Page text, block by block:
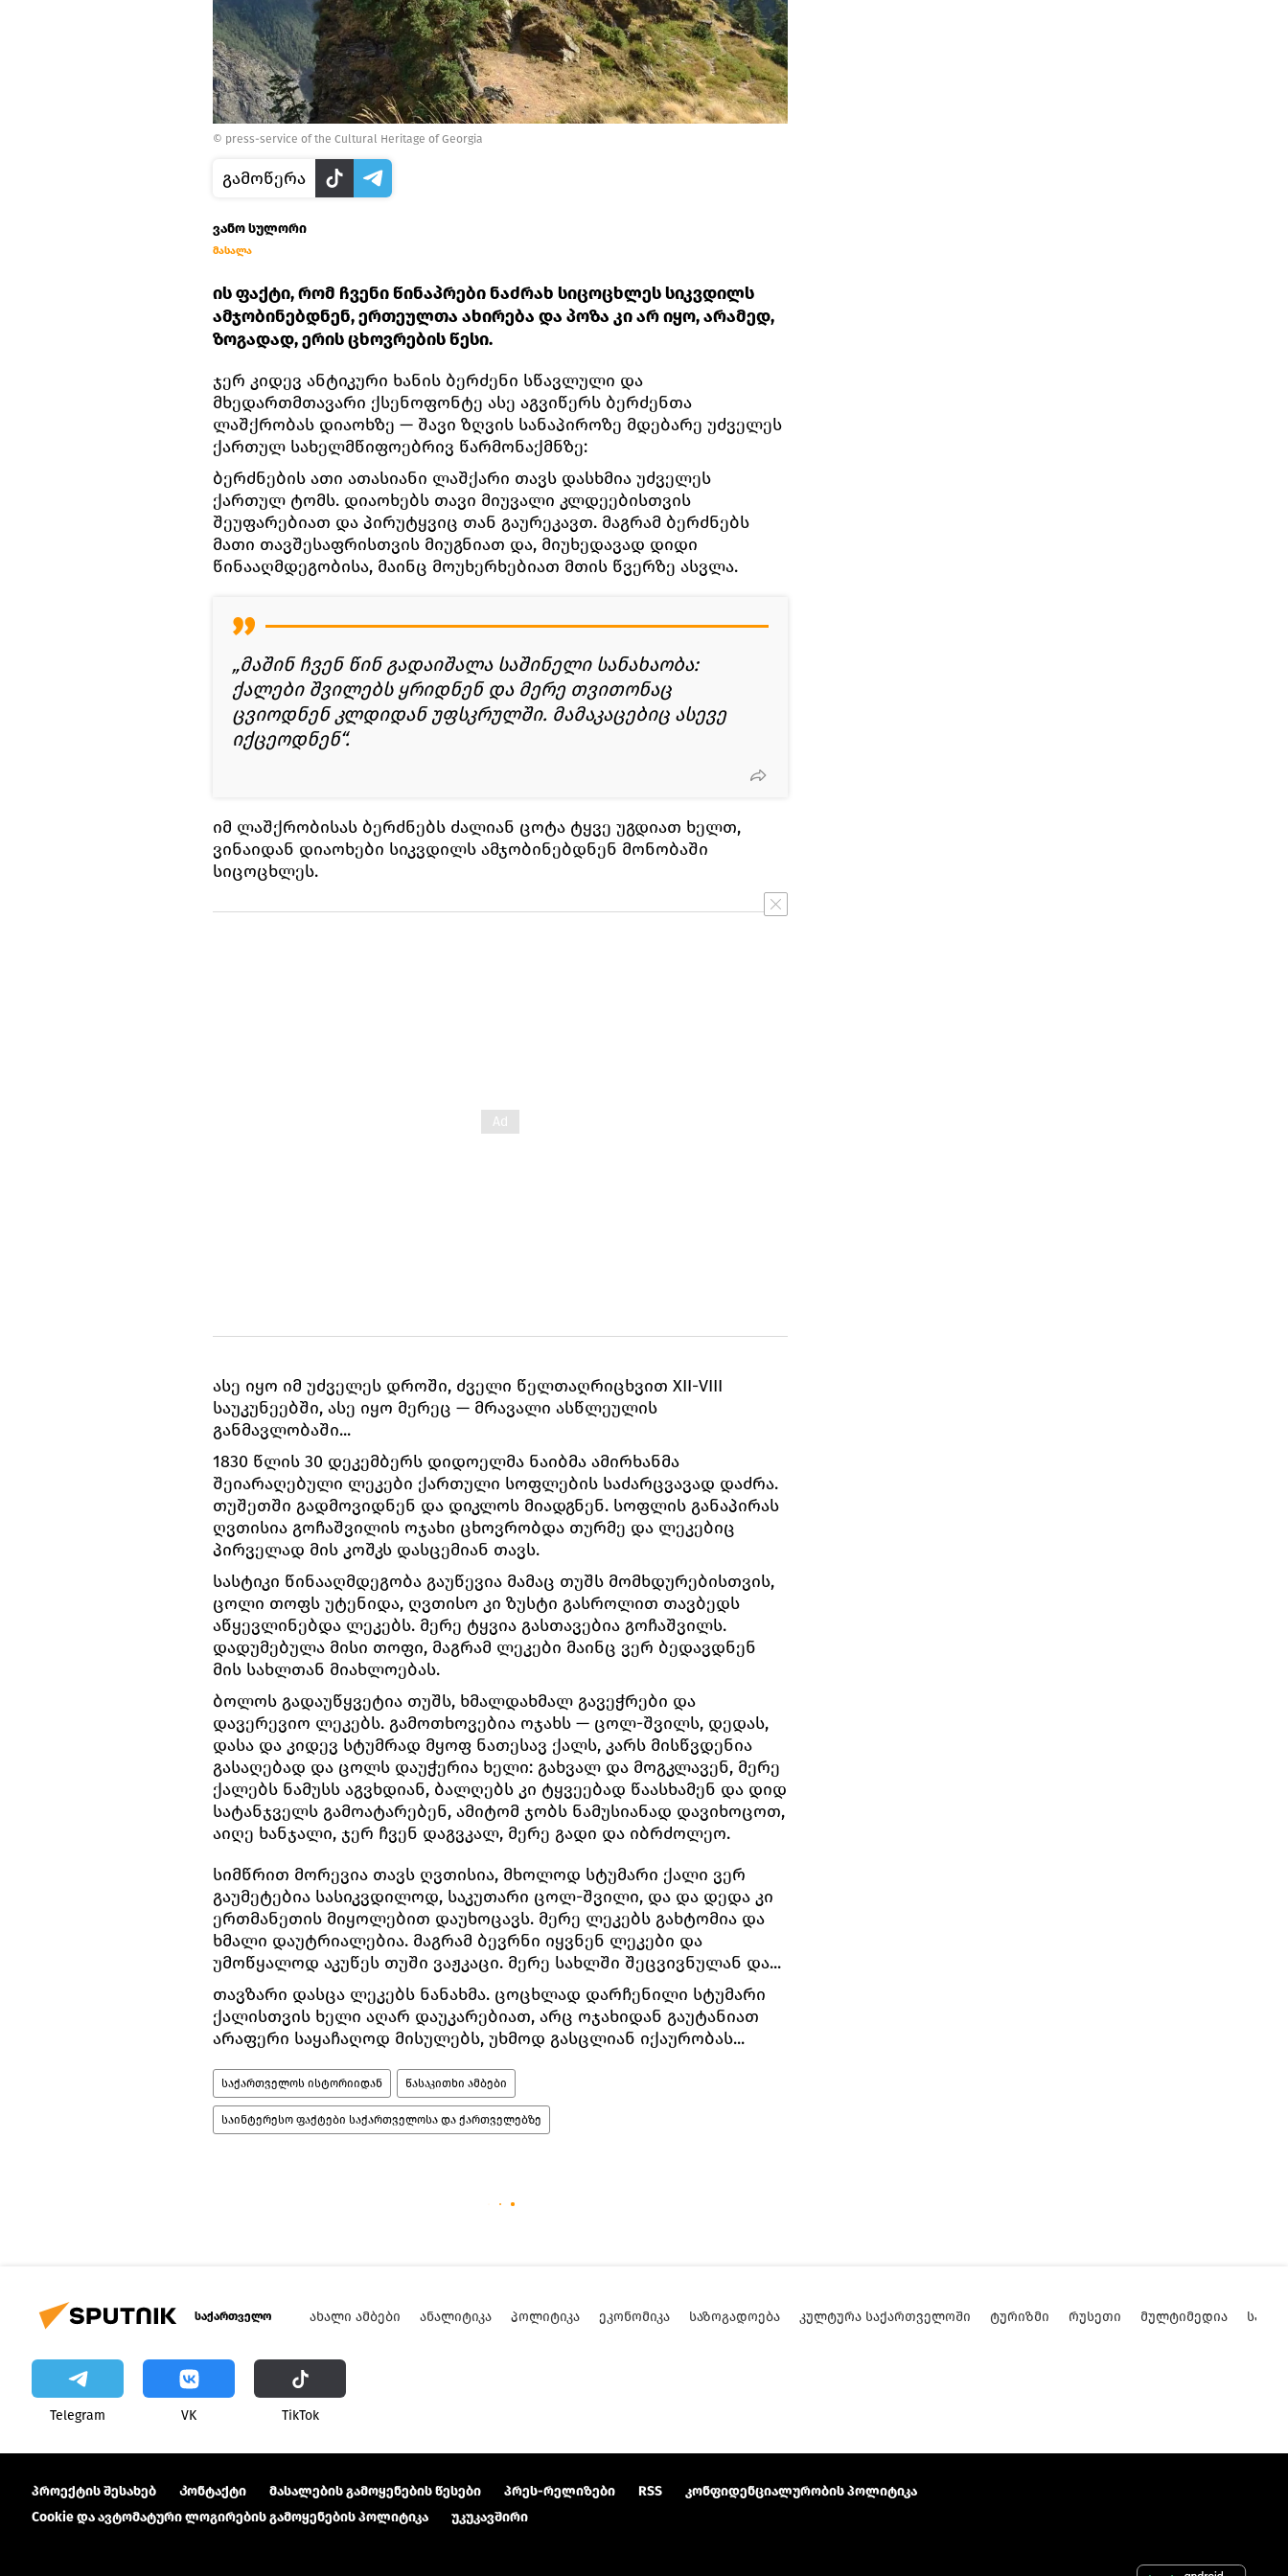
© press-service of the Cultural Heritage of Georgia
გამოწერა
ვანო სულორი
მასალა
ის ფაქტი, რომ ჩვენი წინაპრები ნაძრახ სიცოცხლეს სიკვდილს
ამჯობინებდნენ, ერთეულთა ახირება და პოზა კი არ იყო, არამედ,
ზოგადად, ერის ცხოვრების წესი.
ჯერ კიდევ ანტიკური ხანის ბერძენი სწავლული და
მხედართმთავარი ქსენოფონტე ასე აგვიწერს ბერძენთა
ლაშქრობას დიაოხზე — შავი ზღვის სანაპიროზე მდებარე უძველეს
ქართულ სახელმწიფოებრივ წარმონაქმნზე:
ბერძნების ათი ათასიანი ლაშქარი თავს დასხმია უძველეს
ქართულ ტომს. დიაოხებს თავი მიუვალი კლდეებისთვის
შეუფარებიათ და პირუტყვიც თან გაურეკავთ. მაგრამ ბერძნებს
მათი თავშესაფრისთვის მიუგნიათ და, მიუხედავად დიდი
წინააღმდეგობისა, მაინც მოუხერხებიათ მთის წვერზე ასვლა.
„მაშინ ჩვენ წინ გადაიშალა საშინელი სანახაობა:
ქალები შვილებს ყრიდნენ და მერე თვითონაც
ცვიოდნენ კლდიდან უფსკრულში. მამაკაცებიც ასევე
იქცეოდნენ“.
იმ ლაშქრობისას ბერძნებს ძალიან ცოტა ტყვე უგდიათ ხელთ,
ვინაიდან დიაოხები სიკვდილს ამჯობინებდნენ მონობაში
სიცოცხლეს.
ასე იყო იმ უძველეს დროში, ძველი წელთაღრიცხვით XII-VIII
საუკუნეებში, ასე იყო მერეც — მრავალი ასწლეულის
განმავლობაში...
1830 წლის 30 დეკემბერს დიდოელმა ნაიბმა ამირხანმა
შეიარაღებული ლეკები ქართული სოფლების საძარცვავად დაძრა.
თუშეთში გადმოვიდნენ და დიკლოს მიადგნენ. სოფლის განაპირას
ღვთისია გოჩაშვილის ოჯახი ცხოვრობდა თურმე და ლეკებიც
პირველად მის კოშკს დასცემიან თავს.
სასტიკი წინააღმდეგობა გაუწევია მამაც თუშს მომხდურებისთვის,
ცოლი თოფს უტენიდა, ღვთისო კი ზუსტი გასროლით თავბედს
აწყევლინებდა ლეკებს. მერე ტყვია გასთავებია გოჩაშვილს.
დადუმებულა მისი თოფი, მაგრამ ლეკები მაინც ვერ ბედავდნენ
მის სახლთან მიახლოებას.
ბოლოს გადაუწყვეტია თუშს, ხმალდახმალ გავეჭრები და
დავერევიო ლეკებს. გამოთხოვებია ოჯახს — ცოლ-შვილს, დედას,
დასა და კიდევ სტუმრად მყოფ ნათესავ ქალს, კარს მისწვდენია
გასაღებად და ცოლს დაუჭერია ხელი: გახვალ და მოგკლავენ, მერე
ქალებს ნამუსს აგვხდიან, ბალღებს კი ტყვეებად წაასხამენ და დიდ
სატანჯველს გამოატარებენ, ამიტომ ჯობს ნამუსიანად დავიხოცოთ,
აიღე ხანჯალი, ჯერ ჩვენ დაგვკალ, მერე გადი და იბრძოლეო.
სიმწრით მორევია თავს ღვთისია, მხოლოდ სტუმარი ქალი ვერ
გაუმეტებია სასიკვდილოდ, საკუთარი ცოლ-შვილი, და და დედა კი
ერთმანეთის მიყოლებით დაუხოცავს. მერე ლეკებს გახტომია და
ხმალი დაუტრიალებია. მაგრამ ბევრნი იყვნენ ლეკები და
უმოწყალოდ აკუწეს თუში ვაჟკაცი. მერე სახლში შეცვივნულან და...
თავზარი დასცა ლეკებს ნანახმა. ცოცხლად დარჩენილი სტუმარი
ქალისთვის ხელი აღარ დაუკარებიათ, არც ოჯახიდან გაუტანიათ
არაფერი საყაჩაღოდ მისულებს, უხმოდ გასცლიან იქაურობას...
საქართველოს ისტორიიდან წასაკითხი ამბები
საინტერესო ფაქტები საქართველოსა და ქართველებზე
საქართველო ᲐᲮᲐᲚᲘ ᲐᲛᲑᲔᲑᲘ ᲐᲜᲐᲚᲘᲢᲘᲙᲐ ᲞᲝᲚᲘᲢᲘᲙᲐ ᲔᲙᲝᲜᲝᲛᲘᲙᲐ ᲡᲐᲖᲝᲒᲐᲓᲝᲔᲑᲐ ᲙᲣᲚᲢᲣᲠᲐ ᲡᲐᲥᲐᲠᲗᲕᲔᲚᲝᲨᲘ ᲢᲣᲠᲘᲖᲛᲘ ᲠᲣᲡᲔᲗᲘ ᲛᲣᲚᲢᲘᲛᲔᲓᲘᲐ
Telegram VK ТikТоk
პროექტის შესახებ Კონტაქტი მასალების გამოყენების წესები პრეს-რელიზები RSS
კონფიდენციალურობის პოლიტიკა
Cookie და ავტომატური ლოგირების გამოყენების პოლიტიკა
უკუკავშირი